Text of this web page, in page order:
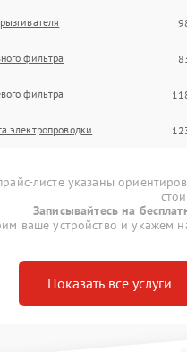
фильтра
фильтра
электропроводки
листе указаны
Записывайтесь на
ваше устройство и укажем
Показать все услуги